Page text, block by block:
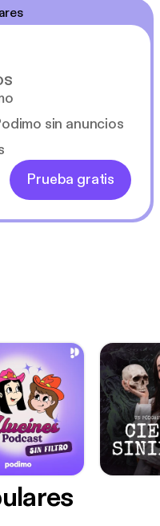
sin anuncios
Prueba gratis